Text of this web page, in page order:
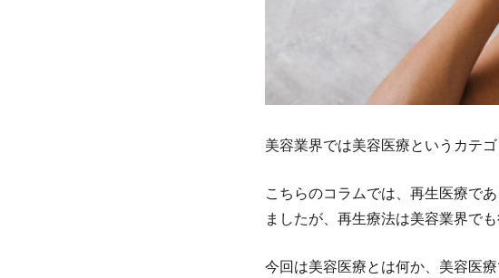
美容業界では美容医療というカテ
こちらのコラムでは、再生医療で
ましたが、再生療法は美容業界でも
今回は美容医療とは何か、美容医